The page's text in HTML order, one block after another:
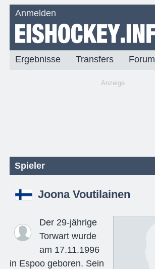
Anmelden
Ergebnisse Transfers Forum
Anzeige
Spieler
Joona Voutilainen
Der 29-jährige
Torwart wurde
am 17.11.1996
in Espoo geboren. Sein